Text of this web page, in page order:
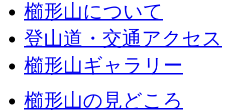
櫛形山について
登山道・交通アクセス
櫛形山ギャラリー
櫛形山の見どころ